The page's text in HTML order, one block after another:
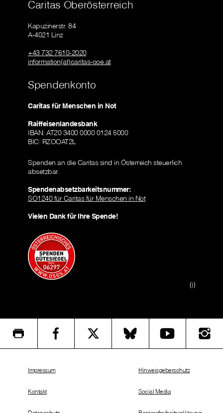
Caritas Oberösterreich
Kapuzinerstr. 84
A-4021 Linz
+43 732 7610-2020
information(at)caritas-ooe.at
Spendenkonto
Caritas für Menschen in Not
Raiffeisenlandesbank
IBAN: AT20 3400 0000 0124 5000
BIC: RZOOAT2L
Spenden an die Caritas sind in Österreich steuerlich
absetzbar.
Spendenabsetzbarkeitsnummer:
SO1240 für Caritas für Menschen in Not
Vielen Dank für Ihre Spende!
(i)
Impressum
Kontakt
Hinweisgeberschutz
Social Media